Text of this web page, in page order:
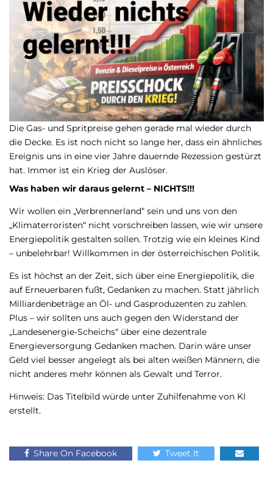
Die Gas- und Spritpreise gehen gerade mal wieder durch
die Decke. Es ist noch nicht so lange her, dass ein ähnliches
Ereignis uns in eine vier Jahre dauernde Rezession gestürzt
hat. Immer ist ein Krieg der Auslöser.
Was haben wir daraus gelernt – NICHTS!!!
Wir wollen ein „Verbrennerland“ sein und uns von den
„Klimaterroristen“ nicht vorschreiben lassen, wie wir unsere
Energiepolitik gestalten sollen. Trotzig wie ein kleines Kind
– unbelehrbar! Willkommen in der österreichischen Politik.
Es ist höchst an der Zeit, sich über eine Energiepolitik, die
auf Erneuerbaren fußt, Gedanken zu machen. Statt jährlich
Milliardenbeträge an Öl- und Gasproduzenten zu zahlen.
Plus – wir sollten uns auch gegen den Widerstand der
„Landesenergie-Scheichs“ über eine dezentrale
Energieversorgung Gedanken machen. Darin wäre unser
Geld viel besser angelegt als bei alten weißen Männern, die
nicht anderes mehr können als Gewalt und Terror.
Hinweis: Das Titelbild würde unter Zuhilfenahme von KI
erstellt.
Share On Facebook Tweet It